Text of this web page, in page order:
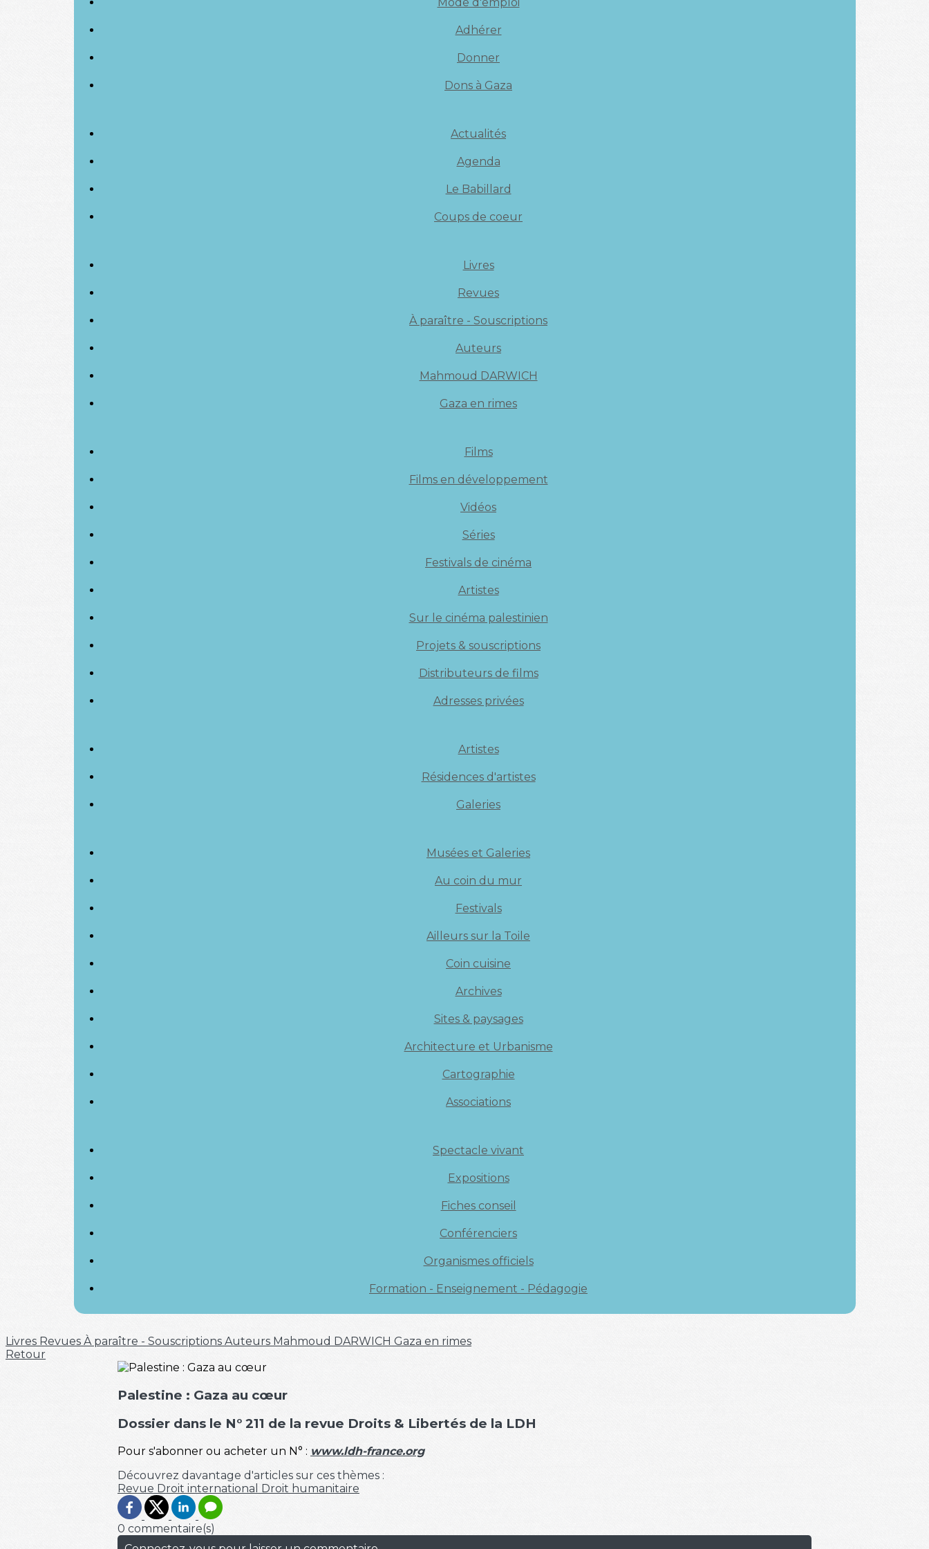
Adhérer
Donner
Dons à Gaza
Actualités
Agenda
Le Babillard
Coups de coeur
Livres
Revues
À paraître - Souscriptions
Auteurs
Mahmoud DARWICH
Gaza en rimes
Films
Films en développement
Vidéos
Séries
Festivals de cinéma
Artistes
Sur le cinéma palestinien
Projets & souscriptions
Distributeurs de films
Adresses privées
Artistes
Résidences d'artistes
Galeries
Musées et Galeries
Au coin du mur
Festivals
Ailleurs sur la Toile
Coin cuisine
Archives
Sites & paysages
Architecture et Urbanisme
Cartographie
Associations
Spectacle vivant
Expositions
Fiches conseil
Conférenciers
Organismes officiels
Formation - Enseignement - Pédagogie
Livres Revues À paraître - Souscriptions Auteurs Mahmoud DARWICH Gaza en rimes
Retour
Palestine : Gaza au cœur
Dossier dans le N° 211 de la revue Droits & Libertés de la LDH
Pour s'abonner ou acheter un N° : www.ldh-france.org
Découvrez davantage d'articles sur ces thèmes :
Revue Droit international Droit humanitaire
0 commentaire(s)